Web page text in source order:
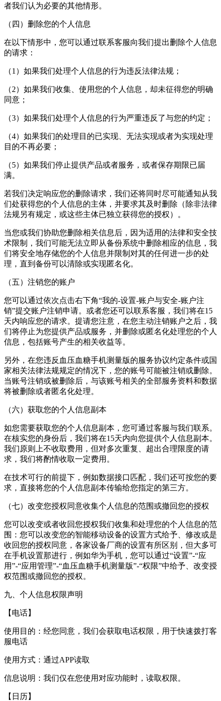
者我们认为必要的其他情形。
（四）删除您的个人信息
在以下情形中，您可以通过联系客服向我们提出删除个人信息
的请求：
（1）如果我们处理个人信息的行为违反法律法规；
（2）如果我们收集、使用您的个人信息，却未征得您的明确
同意；
（3）如果我们处理个人信息的行为严重违反了与您的约定；
（4）如果我们的处理目的已实现、无法实现或者为实现处理
目的不再必要；
（5）如果我们停止提供产品或者服务，或者保存期限已届
满。
若我们决定响应您的删除请求，我们还将同时尽可能通知从我
们处获得您的个人信息的主体，并要求其及时删除（除非法律
法规另有规定，或这些主体已独立获得您的授权）。
当您或我们协助您删除相关信息后，因为适用的法律和安全技
术限制，我们可能无法立即从备份系统中删除相应的信息，我
们将安全地存储您的个人信息并限制对其的任何进一步的处
理，直到备份可以清除或实现匿名化。
（五）注销您的账户
您可以通过依次点击右下角“我的-设置-账户与安全-账户注
销”提交账户注销申请。或者您还可以联系客服，我们将在15
天内响应您的请求。提请您注意，在您主动注销账户之后，我
们将停止为您提供产品或服务，并删除或匿名化处理您的个人
信息，包括账号产生的相关收益等。
另外，在您违反血压血糖手机测量版的服务协议约定条件或国
家相关法律法规规定的情况下，您的账号可能被注销或删除。
当账号注销或被删除后，与该账号相关的全部服务资料和数据
将被删除或者匿名化处理。
（六）获取您的个人信息副本
如您需要获取您的个人信息副本，您可通过客服与我们联系。
在核实您的身份后，我们将在15天内向您提供个人信息副本。
我们原则上不收取费用，但对多次重复、超出合理限度的请
求，我们将酌情收取一定费用。
在技术可行的前提下，例如数据接口匹配，我们还可按您的要
求，直接将您的个人信息副本传输给您指定的第三方。
（七）改变您授权同意收集个人信息的范围或撤回您的授权
您可以改变或者收回您授权我们收集和处理您的个人信息的范
围：您可以改变您的智能移动设备的设置方式给予、修改或是
收回您的授权同意，各家设备厂商的设置有所区别，但大多可
在手机设置那进行，例如华为手机，您可以通过“设置”-“应
用”-“应用管理”-“血压血糖手机测量版”-“权限”中给予、改变授
权范围或撤回您的授权。
九、个人信息权限声明
【电话】
使用目的：经您同意，我们会获取电话权限，用于快速拨打客
服电话
使用方式：通过APP读取
信息说明：我们仅在您使用对应功能时，读取权限。
【日历】